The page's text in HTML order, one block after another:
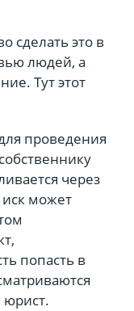
сделать это в
людей, а
Тут этот
проведения
через
иск может
попасть в
юрист.